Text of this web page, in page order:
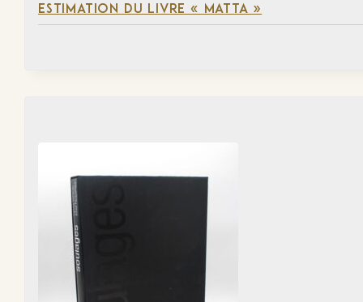
ESTIMATION DU LIVRE « MATTA »